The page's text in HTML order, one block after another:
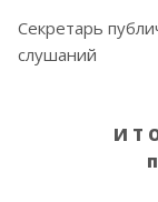
Секретарь
И Т